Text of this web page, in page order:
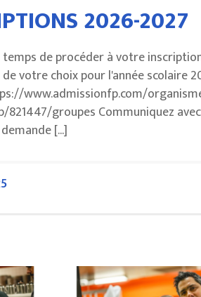
2026-2027
temps de procéder à votre
votre choix pour l'année scolaire
www.admissionfp.com/
821447/groupes Communiquez
[...]